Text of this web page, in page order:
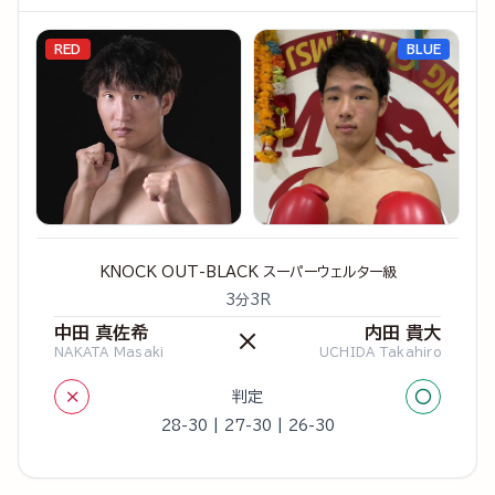
RED
KNOCK OUT-BLACK スーパーウェルター級
3分3R
中田 真佐希
NAKATA Masaki × 内田 貴大
UCHIDA Takahiro
× 判定 ○
28-30 | 27-30 | 26-30
BLUE